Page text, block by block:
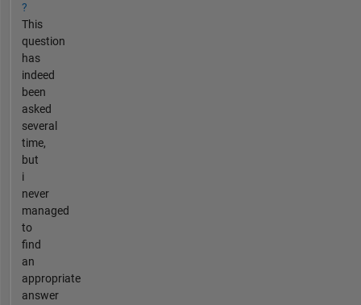
?
This
question
has
indeed
been
asked
several
time,
but
i
never
managed
to
find
an
appropriate
answer